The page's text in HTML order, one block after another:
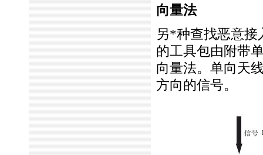
向量法
另*种查找恶意接
的工具包由附带
向量法。单向天
方向的信号。